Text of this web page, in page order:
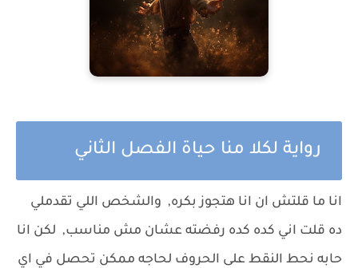
رواية لكلا منا حياة الفصل الثاني
انا ما قلتش ان انا هتجوز بكره, والشخص اللي تقدملي
ده قلت اني كده كده رفضته عشان مش مناسب, لكن انا
حابه نحط النقط على الحروف لحاجه ممكن تحصل في اي